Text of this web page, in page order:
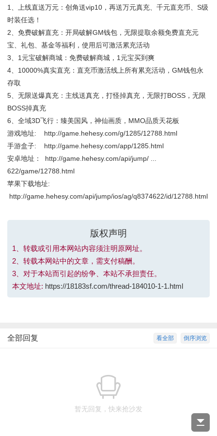
1、上线直送万元：创角送vip10，再送万元真充、千元直充币、S级
时装任选！
2、免费破解直充：开局破解GM钱包，无限提取余额免费直充元
宝、礼包、基金等福利，使用后可激活累充活动
3、1元宝破解商城：免费破解商城，1元宝买到爽
4、10000%真实直充：直充币激活线上所有累充活动，GM钱包永
存取
5、无限送爆真充：主线送真充，打怪掉真充，无限打BOSS，无限
BOSS掉真充
6、全域3D飞行：臻美国风，神仙画质，MMO品质天花板
游戏地址: http://game.hehesy.com/g/1285/12788.html
手游盒子: http://game.hehesy.com/app/1285.html
安卓地址： http://game.hehesy.com/api/jump/ ...
622/game/12788.html
苹果下载地址:
http://game.hehesy.com/api/jump/ios/ag/q8374622/id/12788.html
版权声明
1、转载或引用本网站内容须注明原网址。
2、转载本网站中的文章，需支付稿酬。
3、对于本站而引起的纷争、本站不承担责任。
本文地址: https://18183sf.com/thread-184010-1-1.html
倒序浏览
看全部
全部回复
暂无回复，快来抢沙发